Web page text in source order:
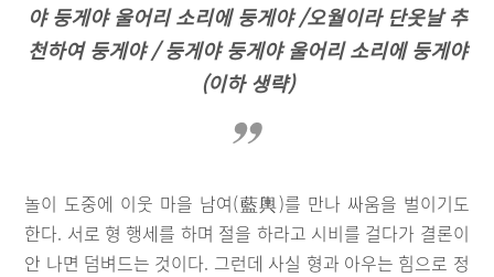
야 둥게야 울어리 소리에 둥게야 /오월이라 단옷날 추
천하여 둥게야 / 둥게야 둥게야 울어리 소리에 둥게야
(이하 생략)
놀이 도중에 이웃 마을 남여(藍輿)를 만나 싸움을 벌이기도
한다. 서로 형 행세를 하며 절을 하라고 시비를 걸다가 결론이
안 나면 덤벼드는 것이다. 그런데 사실 형과 아우는 힘으로 정